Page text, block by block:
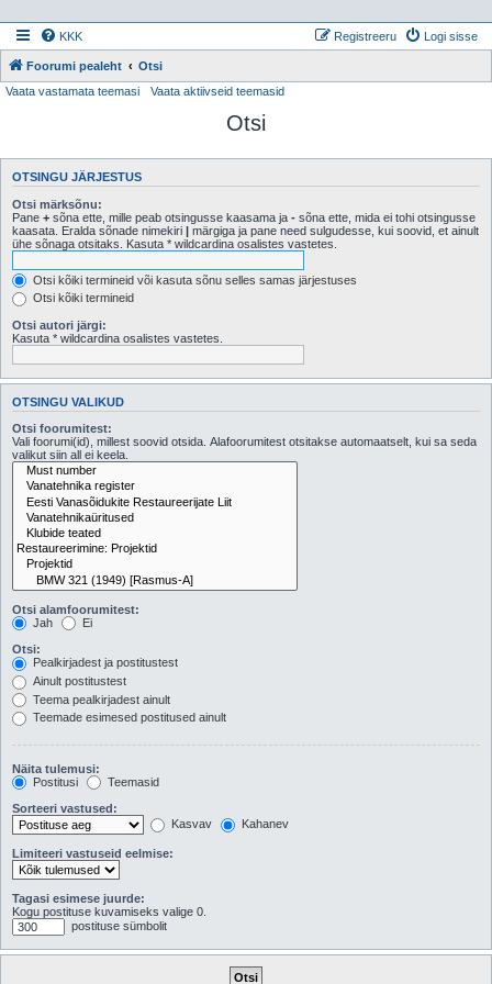
KKK Logi sisse
Registreeru
Foorumi pealeht
Otsi
Vaata vastamata teemasi
Vaata aktiivseid teemasid
Otsi
OTSINGU JÄRJESTUS
Otsi märksõnu:
Pane + sõna ette, mille peab otsingusse kaasama ja - sõna ette, mida ei tohi otsingusse
kaasata. Eralda sõnade nimekiri | märgiga ja pane need sulgudesse, kui soovid, et ainult
ühe sõnaga otsitaks. Kasuta * wildcardina osalistes vastetes.
Otsi kõiki termineid või kasuta sõnu selles samas järjestuses
Otsi kõiki termineid
Otsi autori järgi:
Kasuta * wildcardina osalistes vastetes.
OTSINGU VALIKUD
Otsi foorumitest:
Vali foorumi(id), millest soovid otsida. Alafoorumitest otsitakse automaatselt, kui sa seda
valikut siin all ei keela.
Otsi alamfoorumitest:
Jah
Ei
Otsi:
Pealkirjadest ja postitustest
Ainult postitustest
Teema pealkirjadest ainult
Teemade esimesed postitused ainult
Näita tulemusi:
Postitusi
Teemasid
Sorteeri vastused:
Kasvav
Kahanev
Limiteeri vastuseid eelmise:
Tagasi esimese juurde:
Kogu postituse kuvamiseks valige 0.
postituse sümbolit